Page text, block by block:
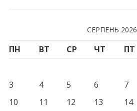
СЕРПЕНЬ 2026
ПН ВТ СР ЧТ ПТ
3
4 5 6 7
10
11 12 13 14